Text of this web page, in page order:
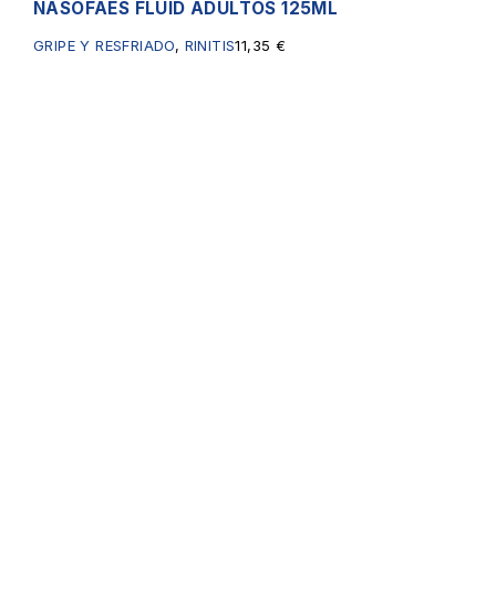
NASOFAES FLUID ADULTOS 125ML
GRIPE Y RESFRIADO, RINITIS11,35 €